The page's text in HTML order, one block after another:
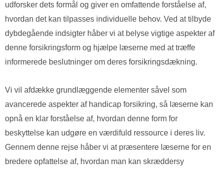
udforsker dets formål og giver en omfattende forståelse af,
hvordan det kan tilpasses individuelle behov. Ved at tilbyde
dybdegående indsigter håber vi at belyse vigtige aspekter af
denne forsikringsform og hjælpe læserne med at træffe
informerede beslutninger om deres forsikringsdækning.
Vi vil afdække grundlæggende elementer såvel som
avancerede aspekter af handicap forsikring, så læserne kan
opnå en klar forståelse af, hvordan denne form for
beskyttelse kan udgøre en værdifuld ressource i deres liv.
Gennem denne rejse håber vi at præsentere læserne for en
bredere opfattelse af, hvordan man kan skræddersy